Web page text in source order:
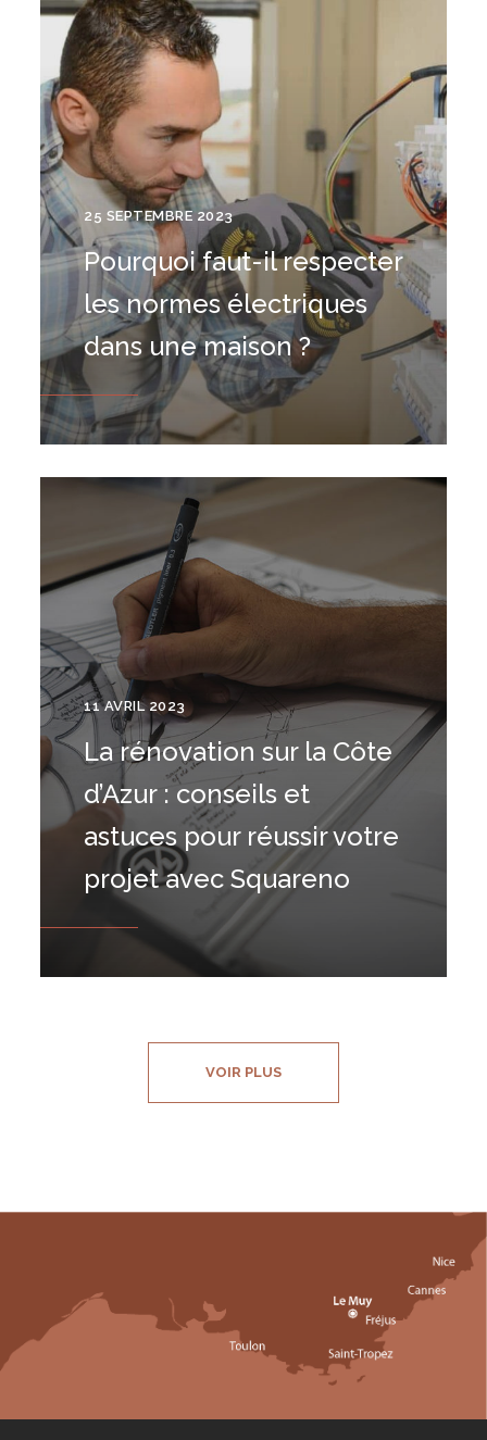
25 SEPTEMBRE 2023
Pourquoi faut-il respecter
les normes électriques
dans une maison ?
11 AVRIL 2023
La rénovation sur la Côte
d’Azur : conseils et
astuces pour réussir votre
projet avec Squareno
VOIR PLUS